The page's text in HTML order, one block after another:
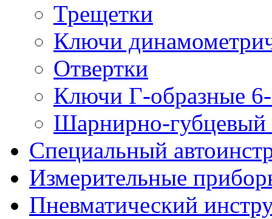
Трещетки
Ключи
Отвертки
Ключи Г-образные
Шарнирно-губцевый
Специальный
Измерительные
Пневматический